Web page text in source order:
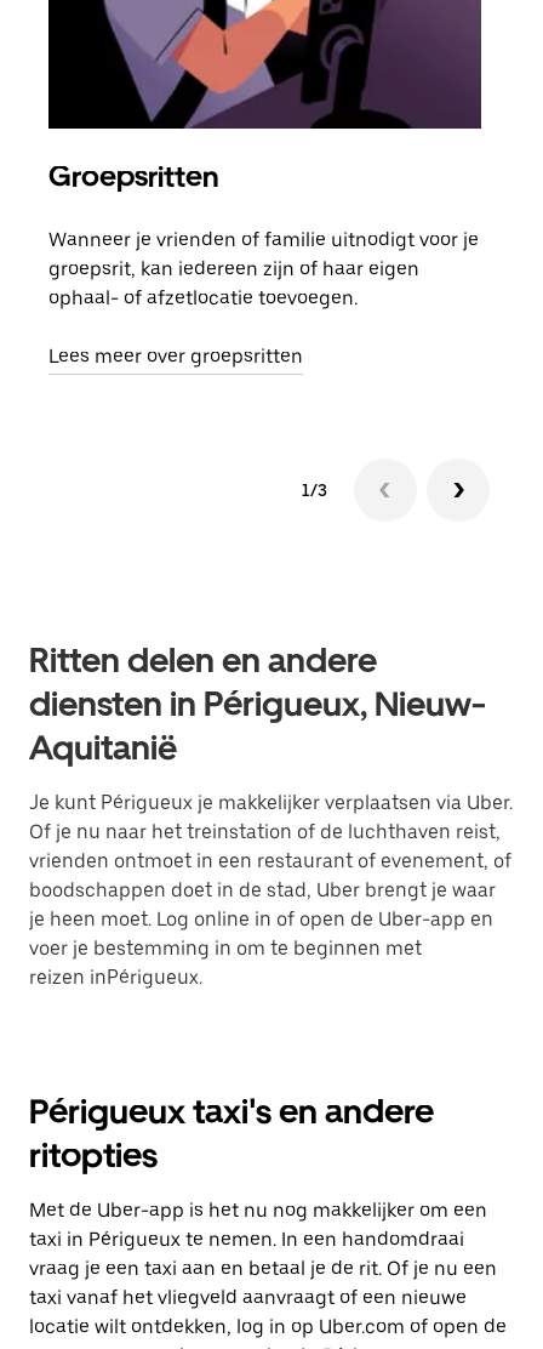
Groepsritten
Wanneer je vrienden of familie uitnodigt voor je
groepsrit, kan iedereen zijn of haar eigen
ophaal- of afzetlocatie toevoegen.
Lees meer over groepsritten
1/3
Ritten delen en andere
diensten in Périgueux, Nieuw-
Aquitanië
Je kunt Périgueux je makkelijker verplaatsen via Uber.
Of je nu naar het treinstation of de luchthaven reist,
vrienden ontmoet in een restaurant of evenement, of
boodschappen doet in de stad, Uber brengt je waar
je heen moet. Log online in of open de Uber-app en
voer je bestemming in om te beginnen met
reizen inPérigueux.
Périgueux taxi's en andere
ritopties
Met de Uber-app is het nu nog makkelijker om een
taxi in Périgueux te nemen. In een handomdraai
vraag je een taxi aan en betaal je de rit. Of je nu een
taxi vanaf het vliegveld aanvraagt of een nieuwe
locatie wilt ontdekken, log in op Uber.com of open de